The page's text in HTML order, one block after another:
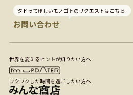
タドってほしいモノゴトのリクエストはこちら
お問い合わせ
世界を変えるヒントが知りたい方へ
ワクワクした時間を過ごしたい方へ